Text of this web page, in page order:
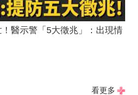
醫示警「5大徵兆」：出現情
看更多